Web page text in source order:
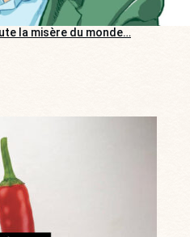
la misère du monde…